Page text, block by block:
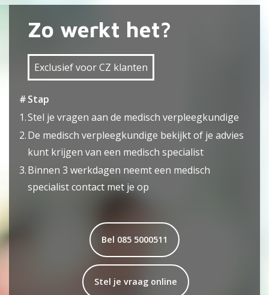
Zo werkt het?
Exclusief voorCZ klanten
#Stap
1.Stel je vragen aan de medisch verpleegkundige
2.De medisch verpleegkundige bekijkt of je advies
kunt krijgen van een medisch specialist
3.Binnen 3 werkdagen neemt een medisch
specialist contact met je op
Bel 085 5000511
Stel je vraag online